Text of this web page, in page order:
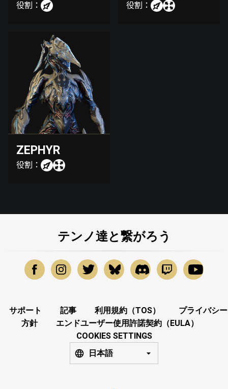
役割： 役割：
ZEPHYR
役割：
テンノ達と繋がろう
サポート 記事 利用規約（TOS）
プライバシー
方針
エンドユーザー使用許諾契約（EULA）
COOKIES SETTINGS
日本語